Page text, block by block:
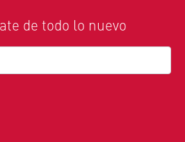
de todo lo nuevo